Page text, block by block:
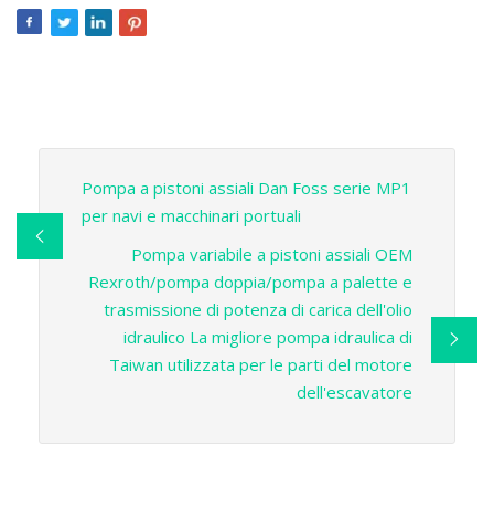
Pompa a pistoni assiali Dan Foss serie MP1
per navi e macchinari portuali
Pompa variabile a pistoni assiali OEM
Rexroth/pompa doppia/pompa a palette e
trasmissione di potenza di carica dell'olio
idraulico La migliore pompa idraulica di
Taiwan utilizzata per le parti del motore
dell'escavatore